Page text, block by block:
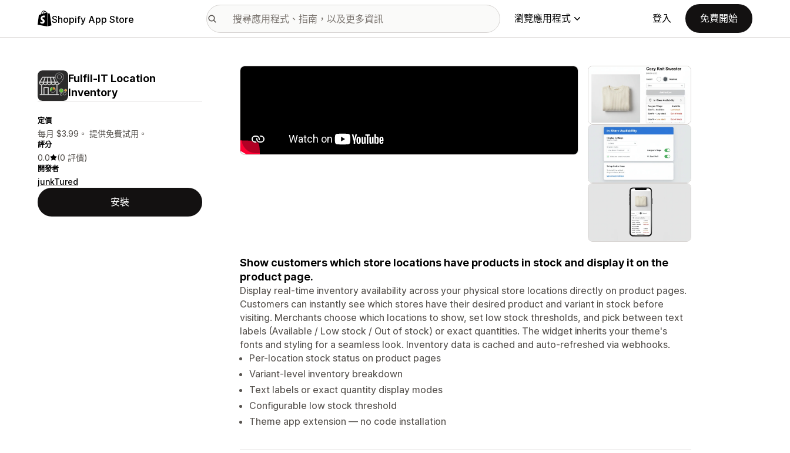
Shopify App Store 瀏覽應用程式 登入 免費開始
Fulfil‑IT Location
Inventory
定價
每月 $3.99。 提供免費試用。
評分
0.0 (0 評價)
開發者
junkTured
安裝
主要圖片圖庫
Show customers which store locations have products in stock and display it on the
product page.
Display real-time inventory availability across your physical store locations directly on product pages.
Customers can instantly see which stores have their desired product and variant in stock before
visiting. Merchants choose which locations to show, set low stock thresholds, and pick between text
labels (Available / Low stock / Out of stock) or exact quantities. The widget inherits your theme's
fonts and styling for a seamless look. Inventory data is cached and auto-refreshed via webhooks.
Per-location stock status on product pages
Variant-level inventory breakdown
Text labels or exact quantity display modes
Configurable low stock threshold
Theme app extension — no code installation